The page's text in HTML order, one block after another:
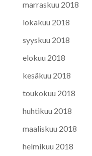
marraskuu 2018
lokakuu 2018
syyskuu 2018
elokuu 2018
kesäkuu 2018
toukokuu 2018
huhtikuu 2018
maaliskuu 2018
helmikuu 2018